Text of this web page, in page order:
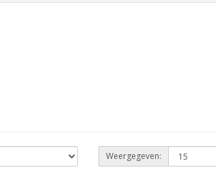
Weergegeven: